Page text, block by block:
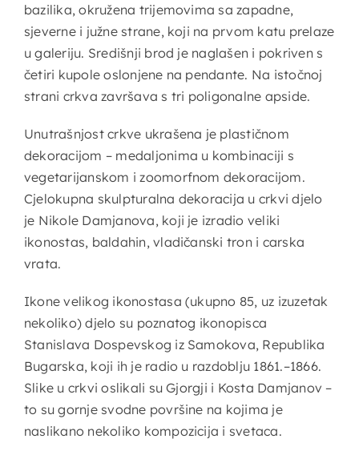
bazilika, okružena trijemovima sa zapadne,
sjeverne i južne strane, koji na prvom katu prelaze
u galeriju. Središnji brod je naglašen i pokriven s
četiri kupole oslonjene na pendante. Na istočnoj
strani crkva završava s tri poligonalne apside.
Unutrašnjost crkve ukrašena je plastičnom
dekoracijom – medaljonima u kombinaciji s
vegetarijanskom i zoomorfnom dekoracijom.
Cjelokupna skulpturalna dekoracija u crkvi djelo
je Nikole Damjanova, koji je izradio veliki
ikonostas, baldahin, vladičanski tron ​​i carska
vrata.
Ikone velikog ikonostasa (ukupno 85, uz izuzetak
nekoliko) djelo su poznatog ikonopisca
Stanislava Dospevskog iz Samokova, Republika
Bugarska, koji ih je radio u razdoblju 1861.–1866.
Slike u crkvi oslikali su Gjorgji i Kosta Damjanov –
to su gornje svodne površine na kojima je
naslikano nekoliko kompozicija i svetaca.